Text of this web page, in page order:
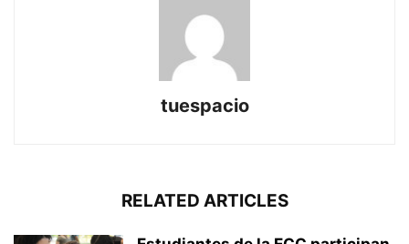
tuespacio
RELATED ARTICLES